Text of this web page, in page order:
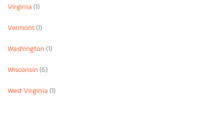
Virginia(1)
Vermont(1)
Washington(1)
Wisconsin(6)
West Virginia(1)